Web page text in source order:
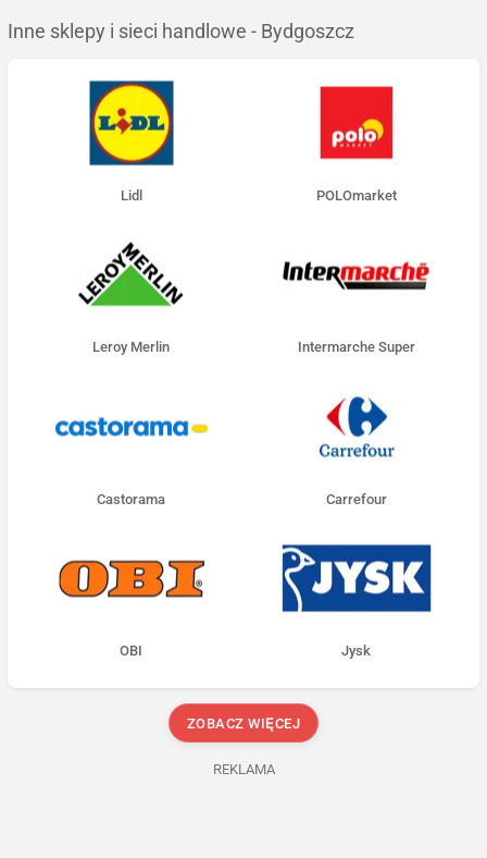
Inne sklepy i sieci handlowe - Bydgoszcz
Lidl POLOmarket
Leroy Merlin Intermarche Super
Castorama Carrefour
OBI Jysk
ZOBACZ WIĘCEJ
REKLAMA